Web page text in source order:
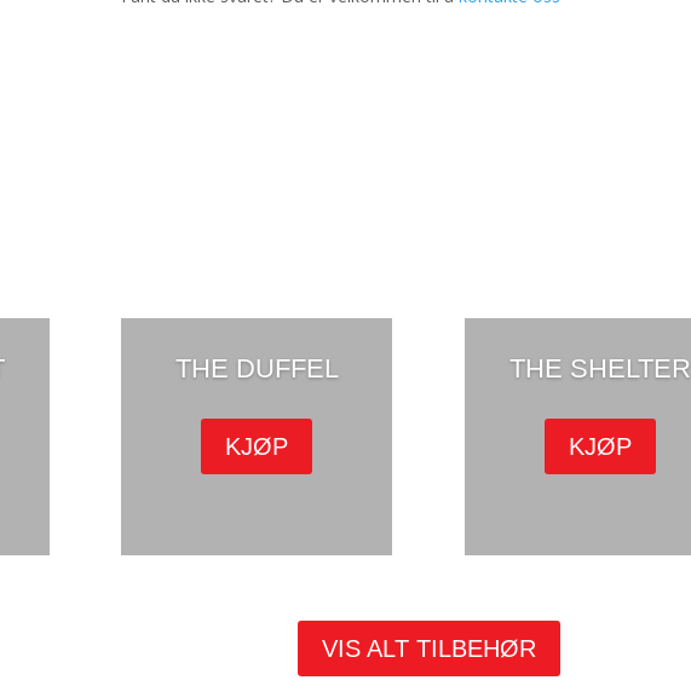
THE DUFFEL
KJØP
THE SHELTER
KJØP
VIS ALT TILBEHØR